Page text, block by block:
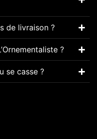
de livraison ?
?
se casse ?